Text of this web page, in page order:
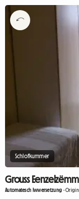
Schlofkummer
Grouss
Automatesch Iwwersetzung -